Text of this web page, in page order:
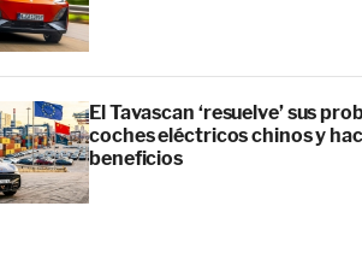
El Tavascan ‘resuelve’ sus
coches eléctricos chinos y
beneficios